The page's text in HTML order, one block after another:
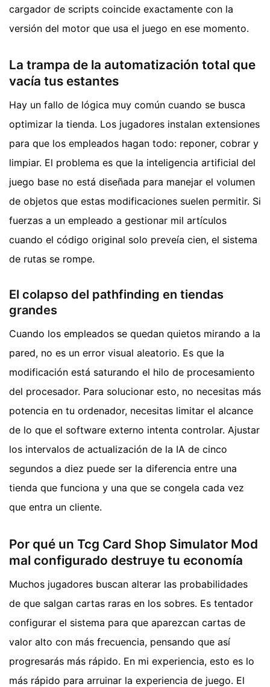
cargador de scripts coincide exactamente con la
versión del motor que usa el juego en ese momento.
La trampa de la automatización total que
vacía tus estantes
Hay un fallo de lógica muy común cuando se busca
optimizar la tienda. Los jugadores instalan extensiones
para que los empleados hagan todo: reponer, cobrar y
limpiar. El problema es que la inteligencia artificial del
juego base no está diseñada para manejar el volumen
de objetos que estas modificaciones suelen permitir. Si
fuerzas a un empleado a gestionar mil artículos
cuando el código original solo preveía cien, el sistema
de rutas se rompe.
El colapso del pathfinding en tiendas
grandes
Cuando los empleados se quedan quietos mirando a la
pared, no es un error visual aleatorio. Es que la
modificación está saturando el hilo de procesamiento
del procesador. Para solucionar esto, no necesitas más
potencia en tu ordenador, necesitas limitar el alcance
de lo que el software externo intenta controlar. Ajustar
los intervalos de actualización de la IA de cinco
segundos a diez puede ser la diferencia entre una
tienda que funciona y una que se congela cada vez
que entra un cliente.
Por qué un Tcg Card Shop Simulator Mod
mal configurado destruye tu economía
Muchos jugadores buscan alterar las probabilidades
de que salgan cartas raras en los sobres. Es tentador
configurar el sistema para que aparezcan cartas de
valor alto con más frecuencia, pensando que así
progresarás más rápido. En mi experiencia, esto es lo
más rápido para arruinar la experiencia de juego. El